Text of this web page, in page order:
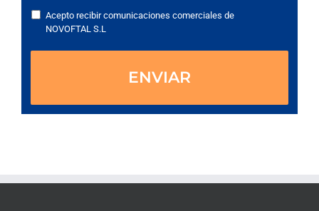
Acepto recibir comunicaciones comerciales de
NOVOFTAL S.L